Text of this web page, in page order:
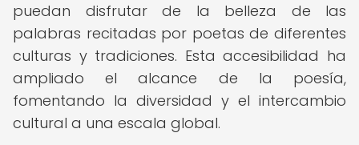
puedan disfrutar de la belleza de las
palabras recitadas por poetas de diferentes
culturas y tradiciones. Esta accesibilidad ha
ampliado el alcance de la poesía,
fomentando la diversidad y el intercambio
cultural a una escala global.